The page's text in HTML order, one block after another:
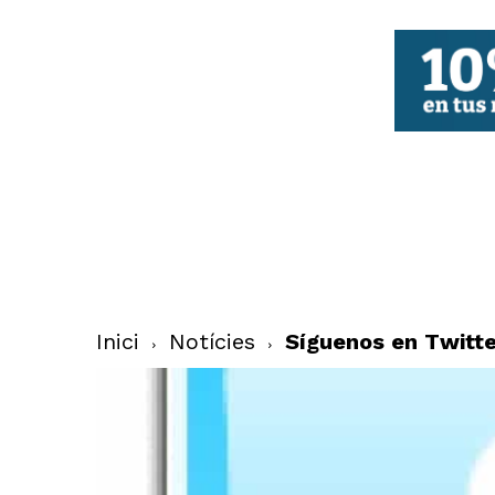
Inici Notícies Síguenos en